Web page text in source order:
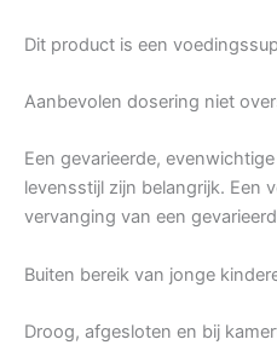
Dit product is een
Aanbevolen dosering niet
Een gevarieerde,
levensstijl zijn belangrijk. Een
vervanging van een
Buiten bereik van jonge
Droog, afgesloten en bij